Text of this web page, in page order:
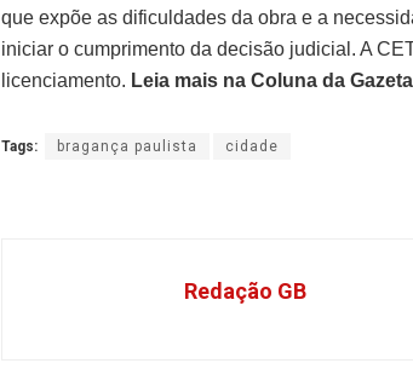
que expõe as dificuldades da obra e a
iniciar o cumprimento da decisão judicial. A
licenciamento. Leia mais na Coluna da
Tags: bragança paulista cidade
Redação GB